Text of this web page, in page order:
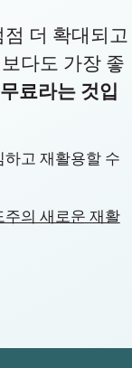
더 확대되고
다도 가장 좋
료라는 것입
고 재활용할 수
주의 새로운 재활